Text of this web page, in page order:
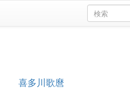
喜多川歌麿